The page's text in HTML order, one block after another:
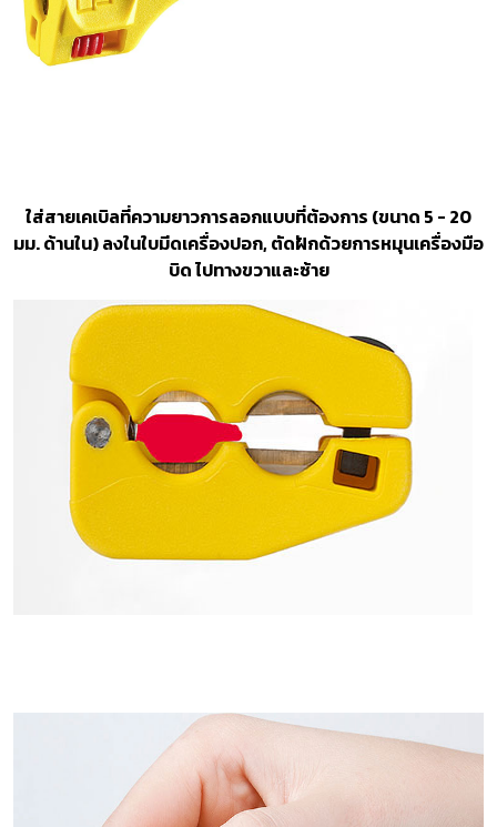
ใส่สายเคเบิลที่ความยาวการลอกแบบที่ต้องการ (ขนาด 5 - 20
มม. ด้านใน) ลงในใบมีดเครื่องปอก, ตัดฝักด้วยการหมุนเครื่องมือ
บิด ไปทางขวาและซ้าย